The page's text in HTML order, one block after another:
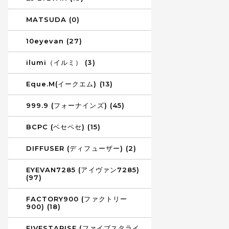
MATSUDA (0)
10eyevan (27)
ilumi（イルミ） (3)
Eque.M(イークエム) (13)
999.9 (フォーナインズ) (45)
BCPC (ベセペセ) (15)
DIFFUSER (ディフューザー) (2)
EYEVAN7285 (アイヴァン7285)
(97)
FACTORY900 (ファクトリー
900) (18)